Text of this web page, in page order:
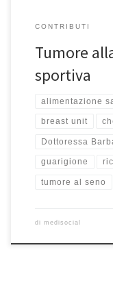
CONTRIBUTI
Tumore
sportiva
alimentazione
breast unit
Dottoressa
guarigione
tumore al seno
di medisocial